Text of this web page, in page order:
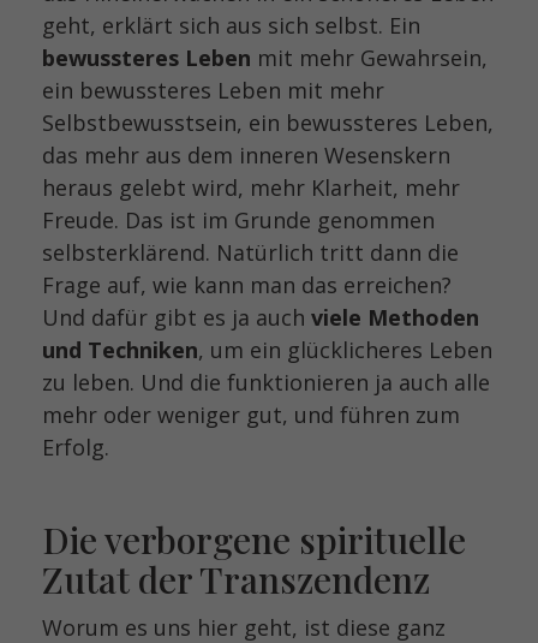
geht, erklärt sich aus sich selbst. Ein
bewussteres Leben mit mehr Gewahrsein,
ein bewussteres Leben mit mehr
Selbstbewusstsein, ein bewussteres Leben,
das mehr aus dem inneren Wesenskern
heraus gelebt wird, mehr Klarheit, mehr
Freude. Das ist im Grunde genommen
selbsterklärend. Natürlich tritt dann die
Frage auf, wie kann man das erreichen?
Und dafür gibt es ja auch viele Methoden
und Techniken, um ein glücklicheres Leben
zu leben. Und die funktionieren ja auch alle
mehr oder weniger gut, und führen zum
Erfolg.
Die verborgene spirituelle
Zutat der Transzendenz
Worum es uns hier geht, ist diese ganz